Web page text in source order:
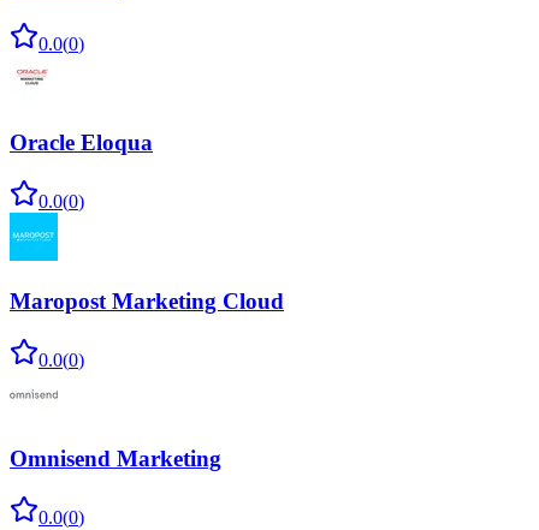
0.0(0)
Oracle Eloqua
0.0(0)
Maropost Marketing Cloud
0.0(0)
Omnisend Marketing
0.0(0)